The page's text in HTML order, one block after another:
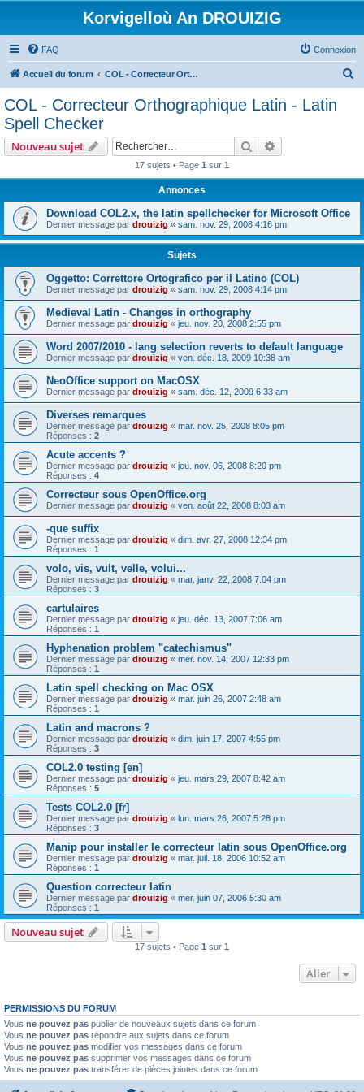
Korvigelloù An DROUIZIG
FAQ Connexion
Accueil du forum COL - Correcteur Orthographique Latin - Latin Spell Checker
COL - Correcteur Orthographique Latin - Latin
Spell Checker
Nouveau sujet Rechercher
17 sujets • Page 1 sur 1
Annonces
Download COL2.x, the latin spellchecker for Microsoft Office
Dernier message par drouizig « sam. nov. 29, 2008 4:16 pm
Sujets
Oggetto: Correttore Ortografico per il Latino (COL)
Dernier message par drouizig « sam. nov. 29, 2008 4:14 pm
Medieval Latin - Changes in orthography
Dernier message par drouizig « jeu. nov. 20, 2008 2:55 pm
Word 2007/2010 - lang selection reverts to default language
Dernier message par drouizig « ven. déc. 18, 2009 10:38 am
NeoOffice support on MacOSX
Dernier message par drouizig « sam. déc. 12, 2009 6:33 am
Diverses remarques
Dernier message par drouizig « mar. nov. 25, 2008 8:05 pm
Réponses : 2
Acute accents ?
Dernier message par drouizig « jeu. nov. 06, 2008 8:20 pm
Réponses : 4
Correcteur sous OpenOffice.org
Dernier message par drouizig « ven. août 22, 2008 8:03 am
-que suffix
Dernier message par drouizig « dim. avr. 27, 2008 12:34 pm
Réponses : 1
volo, vis, vult, velle, volui...
Dernier message par drouizig « mar. janv. 22, 2008 7:04 pm
Réponses : 3
cartulaires
Dernier message par drouizig « jeu. déc. 13, 2007 7:06 am
Réponses : 1
Hyphenation problem "catechismus"
Dernier message par drouizig « mer. nov. 14, 2007 12:33 pm
Réponses : 1
Latin spell checking on Mac OSX
Dernier message par drouizig « mar. juin 26, 2007 2:48 am
Réponses : 1
Latin and macrons ?
Dernier message par drouizig « dim. juin 17, 2007 4:55 pm
Réponses : 3
COL2.0 testing [en]
Dernier message par drouizig « jeu. mars 29, 2007 8:42 am
Réponses : 5
Tests COL2.0 [fr]
Dernier message par drouizig « lun. mars 26, 2007 5:28 pm
Réponses : 3
Manip pour installer le correcteur latin sous OpenOffice.org
Dernier message par drouizig « mar. juil. 18, 2006 10:52 am
Réponses : 1
Question correcteur latin
Dernier message par drouizig « mer. juin 07, 2006 5:30 am
Réponses : 1
Nouveau sujet
17 sujets • Page 1 sur 1
Aller
PERMISSIONS DU FORUM
Vous ne pouvez pas publier de nouveaux sujets dans ce forum
Vous ne pouvez pas répondre aux sujets dans ce forum
Vous ne pouvez pas modifier vos messages dans ce forum
Vous ne pouvez pas supprimer vos messages dans ce forum
Vous ne pouvez pas transférer de pièces jointes dans ce forum